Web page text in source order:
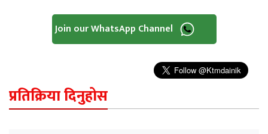
Join our WhatsApp Channel
प्रतिक्रिया दिनुहोस